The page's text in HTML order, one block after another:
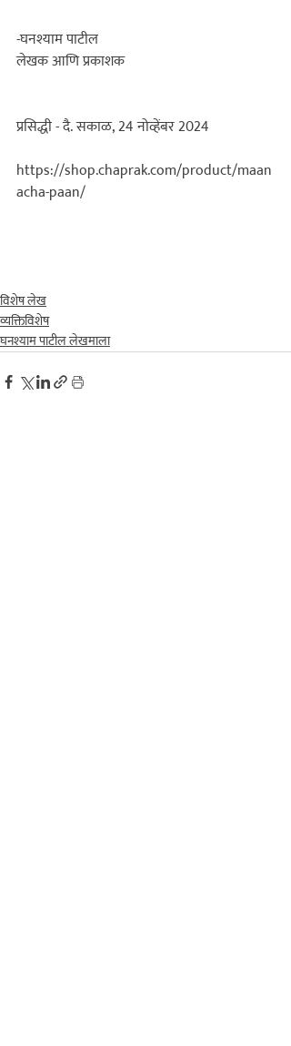
-घनश्याम पाटील
लेखक आणि प्रकाशक
प्रसिद्धी - दै. सकाळ, 24 नोव्हेंबर 2024
https://shop.chaprak.com/product/maan
acha-paan/
विशेष लेख
व्यक्तिविशेष
घनश्याम पाटील लेखमाला